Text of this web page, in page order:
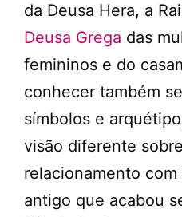
da Deusa Hera, a
Deusa Grega das
femininos e do
conhecer também
símbolos e
visão diferente
relacionamento
antigo que acabou